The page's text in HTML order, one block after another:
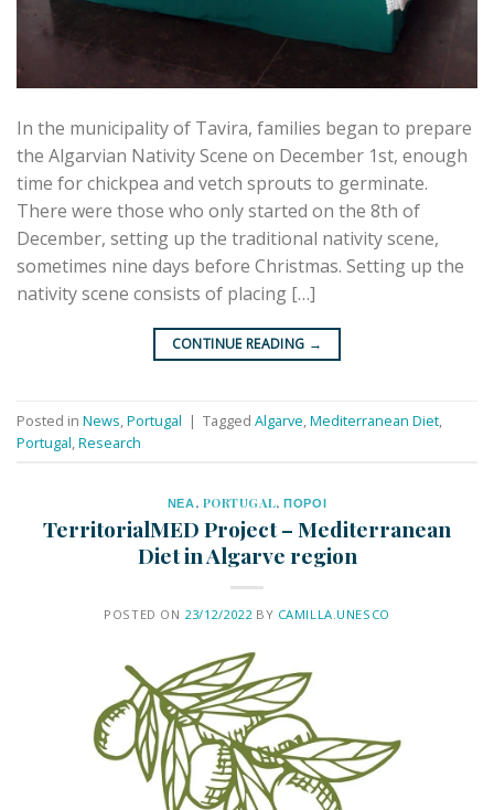
In the municipality of Tavira, families began to prepare
the Algarvian Nativity Scene on December 1st, enough
time for chickpea and vetch sprouts to germinate.
There were those who only started on the 8th of
December, setting up the traditional nativity scene,
sometimes nine days before Christmas. Setting up the
nativity scene consists of placing […]
CONTINUE READING →
Posted in News,Portugal | Tagged Algarve,Mediterranean Diet,
Portugal,Research
ΝΕΑ, PORTUGAL,ΠΟΡΟΙ
TerritorialMED Project – Mediterranean
Diet in Algarve region
POSTED ON 23/12/2022 BY CAMILLA.UNESCO